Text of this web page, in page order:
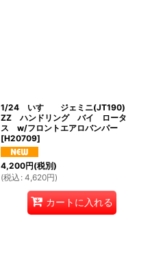
1/24 いすゞ ジェミニ(JT190)
ZZ ハンドリング バイ ロータ
ス w/フロントエアロバンパー
[H20709]
4,200円(税別)
(税込 : 4,620円)
カートに入れる